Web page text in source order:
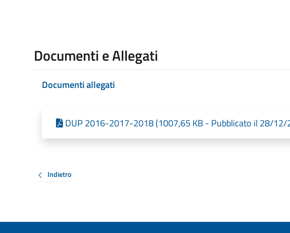
Documenti e Allegati
Documenti allegati
DUP 2016-2017-2018 (1007,65 KB - Pubblicato il 28/12/
Indietro